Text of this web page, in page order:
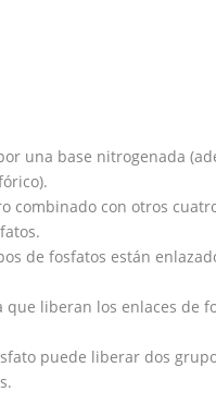
una base nitrogenada
combinado con otros
de fosfatos están
que liberan los enlaces de
puede liberar dos